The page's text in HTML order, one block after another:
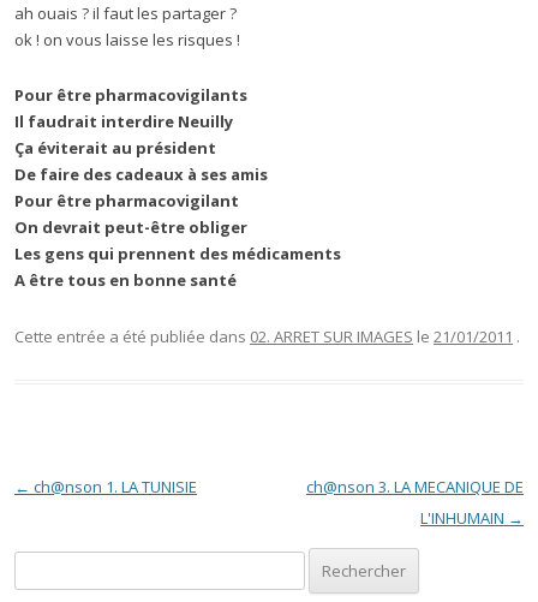
ah ouais ? il faut les partager ?
ok ! on vous laisse les risques !
Pour être pharmacovigilants
Il faudrait interdire Neuilly
Ça éviterait au président
De faire des cadeaux à ses amis
Pour être pharmacovigilant
On devrait peut-être obliger
Les gens qui prennent des médicaments
A être tous en bonne santé
Cette entrée a été publiée dans 02. ARRET SUR IMAGES le 21/01/2011 .
Navigation des articles
← ch@nson 1. LA TUNISIE
ch@nson 3. LA MECANIQUE DE
L'INHUMAIN →